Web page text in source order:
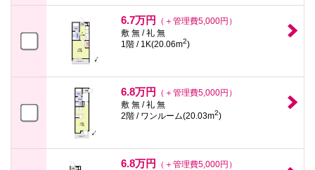
6.7万円
（＋管理費5,000円）
敷 無 / 礼 無
1階 / 1K(20.06m2)
6.8万円
（＋管理費5,000円）
敷 無 / 礼 無
2階 / ワンルーム(20.03m2)
6.8万円
（＋管理費5,000円）